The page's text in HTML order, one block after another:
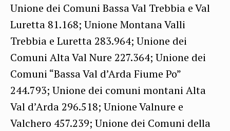
Unione dei Comuni Bassa Val Trebbia e Val
Luretta 81.168; Unione Montana Valli
Trebbia e Luretta 283.964; Unione dei
Comuni Alta Val Nure 227.364; Unione dei
Comuni “Bassa Val d’Arda Fiume Po”
244.793; Unione dei comuni montani Alta
Val d’Arda 296.518; Unione Valnure e
Valchero 457.239; Unione dei Comuni della